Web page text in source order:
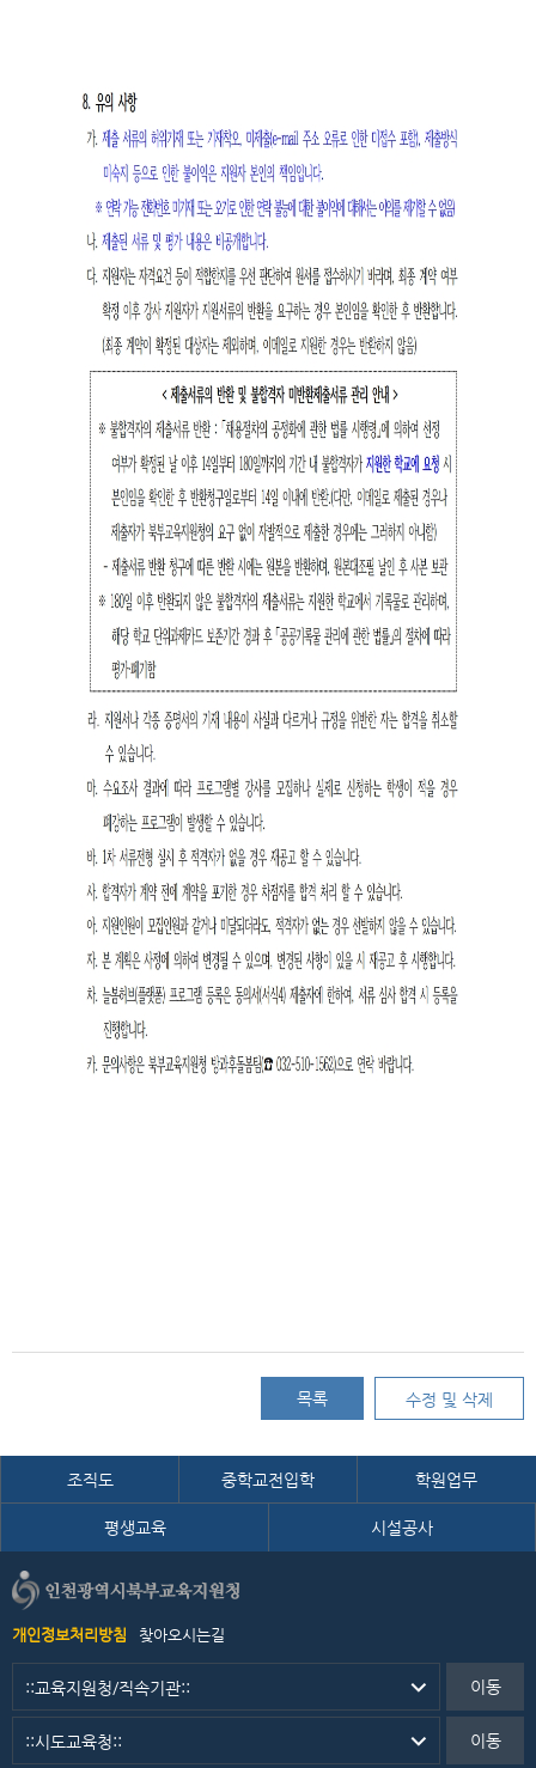
목록 수정 및 삭제
조직도 중학교전입학 학원업무
평생교육 시설공사
개인정보처리방침 찾아오시는길
이동
이동